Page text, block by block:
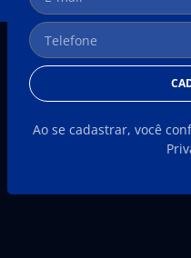
Ao se cadastrar, você